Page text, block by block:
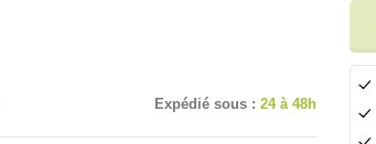
Expédié sous : 24 à 48h